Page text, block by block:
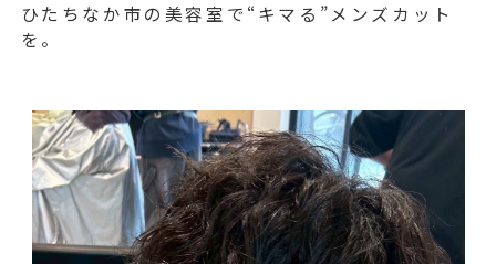
ひたちなか市の美容室で“キマる”メンズカット
を。